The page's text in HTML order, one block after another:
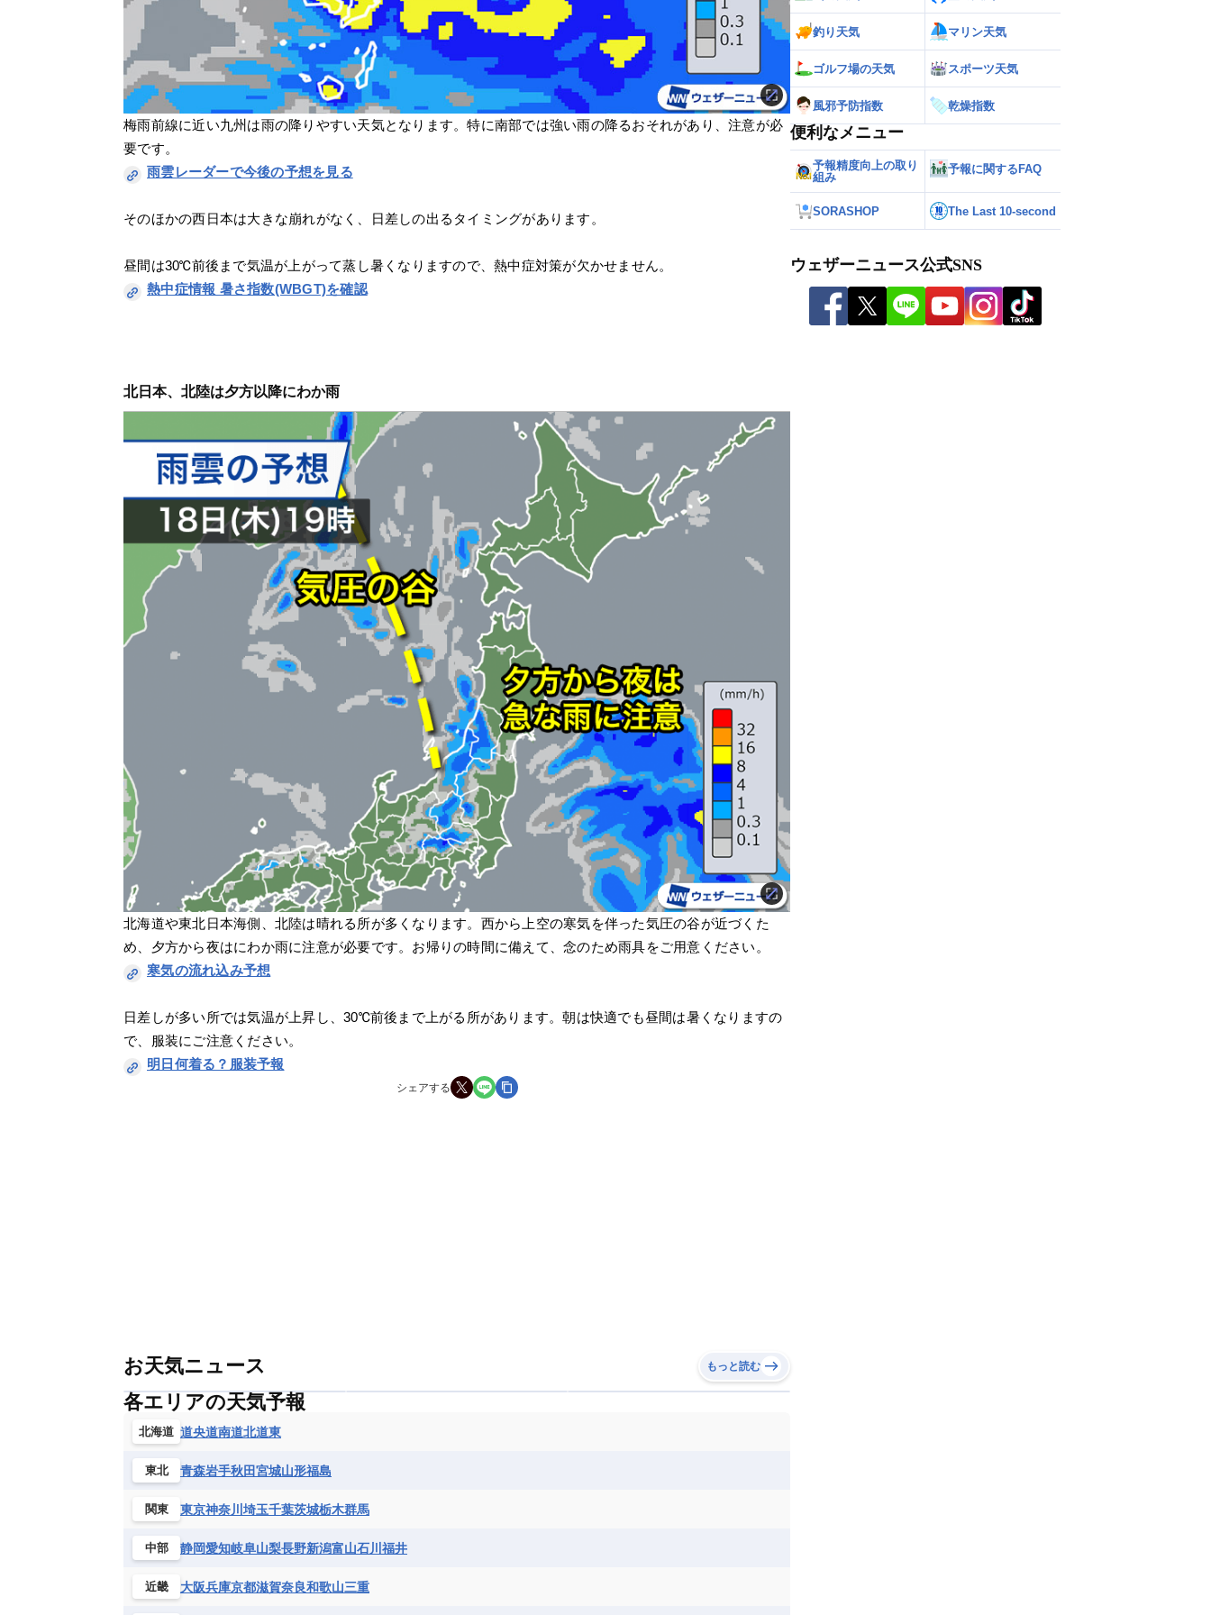
梅雨前線に近い九州は雨の降りやすい天気となります。特に南部では強い雨の降るおそれがあり、注意が必
要です。
雨雲レーダーで今後の予想を見る
そのほかの西日本は大きな崩れがなく、日差しの出るタイミングがあります。
昼間は30℃前後まで気温が上がって蒸し暑くなりますので、熱中症対策が欠かせません。
熱中症情報 暑さ指数(WBGT)を確認
北日本、北陸は夕方以降にわか雨
北海道や東北日本海側、北陸は晴れる所が多くなります。西から上空の寒気を伴った気圧の谷が近づくた
め、夕方から夜はにわか雨に注意が必要です。お帰りの時間に備えて、念のため雨具をご用意ください。
寒気の流れ込み予想
日差しが多い所では気温が上昇し、30℃前後まで上がる所があります。朝は快適でも昼間は暑くなりますの
で、服装にご注意ください。
明日何着る？服装予報
シェアする
お天気ニュース もっと読む
各エリアの天気予報
北海道 道央道南道北道東
東北 青森岩手秋田宮城山形福島
関東 東京神奈川 埼玉千葉茨城栃木群馬
中部 静岡愛知岐阜山梨長野新潟富山石川 福井
近畿 大阪兵庫京都滋賀奈良和歌山三重
釣り天気 マリン天気
ゴルフ場の天気 スポーツ天気
風邪予防指数 乾燥指数
便利なメニュー
予報精度向上の取り
組み
予報に関するFAQ
SORASHOP The Last 10-second
ウェザーニュース公式SNS